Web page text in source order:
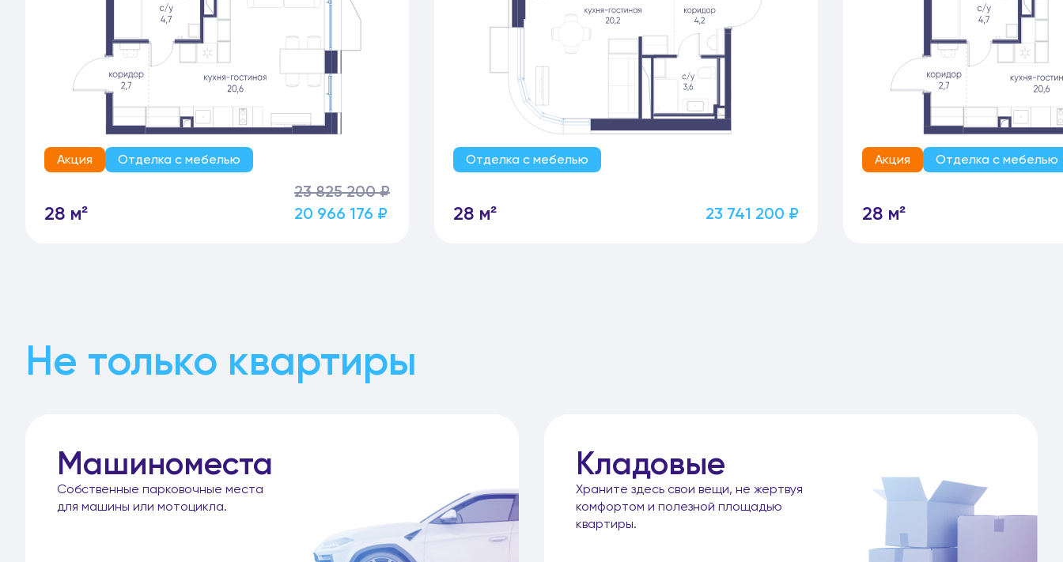
Акция Отделка с мебелью
28 м²
23 825 200 ₽
20 966 176 ₽
Отделка с мебелью
28 м² 23 741 200 ₽
Акция Отделка с мебелью
28 м²
Не только квартиры
Машиноместа
Собственные парковочные места
для машины или мотоцикла.
Кладовые
Храните здесь свои вещи, не жертвуя
комфортом и полезной площадью
квартиры.